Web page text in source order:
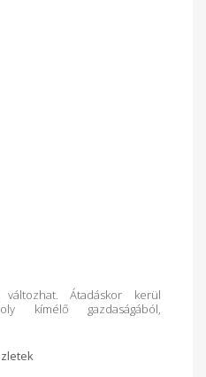
Átadáskor kerül
kímélő gazdaságából,